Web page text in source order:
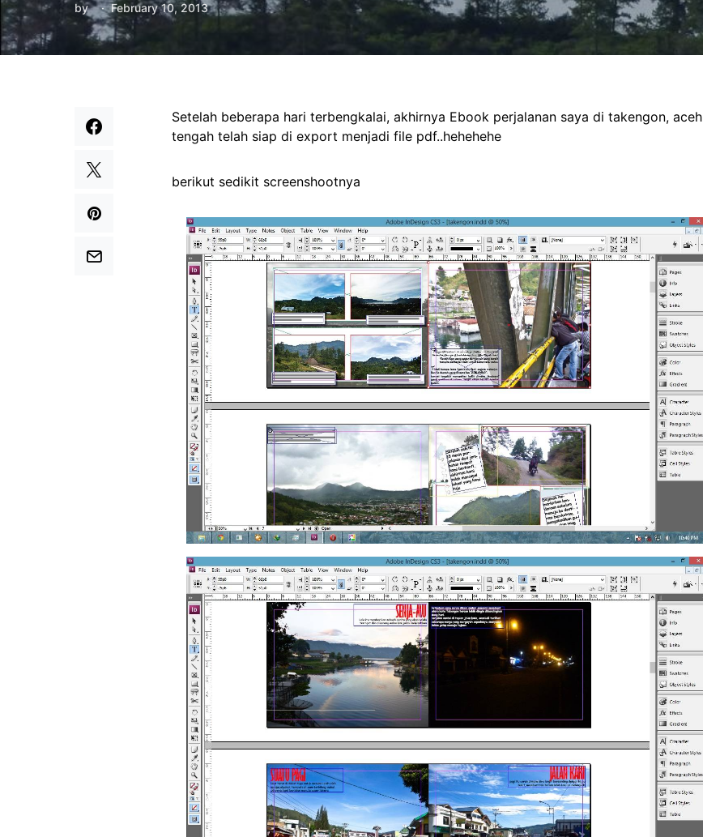
by February 10, 2013
Setelah beberapa hari terbengkalai, akhirnya Ebook perjalanan saya di takengon, aceh
tengah telah siap di export menjadi file pdf..hehehehe
berikut sedikit screenshootnya